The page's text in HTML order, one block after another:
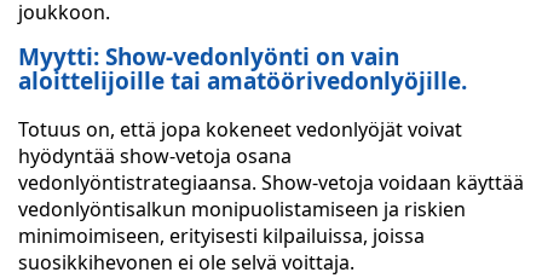
joukkoon.
Myytti: Show-vedonlyönti on vain
aloittelijoille tai amatöörivedonlyöjille.
Totuus on, että jopa kokeneet vedonlyöjät voivat
hyödyntää show-vetoja osana
vedonlyöntistrategiaansa. Show-vetoja voidaan käyttää
vedonlyöntisalkun monipuolistamiseen ja riskien
minimoimiseen, erityisesti kilpailuissa, joissa
suosikkihevonen ei ole selvä voittaja.